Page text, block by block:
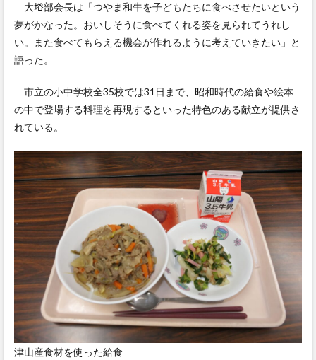
大﨏部会長は「つやま和牛を子どもたちに食べさせたいという
夢がかなった。おいしそうに食べてくれる姿を見られてうれし
い。また食べてもらえる機会が作れるように考えていきたい」と
語った。
市立の小中学校全35校では31日まで、昭和時代の給食や絵本
の中で登場する料理を再現するといった特色のある献立が提供さ
れている。
津山産食材を使った給食